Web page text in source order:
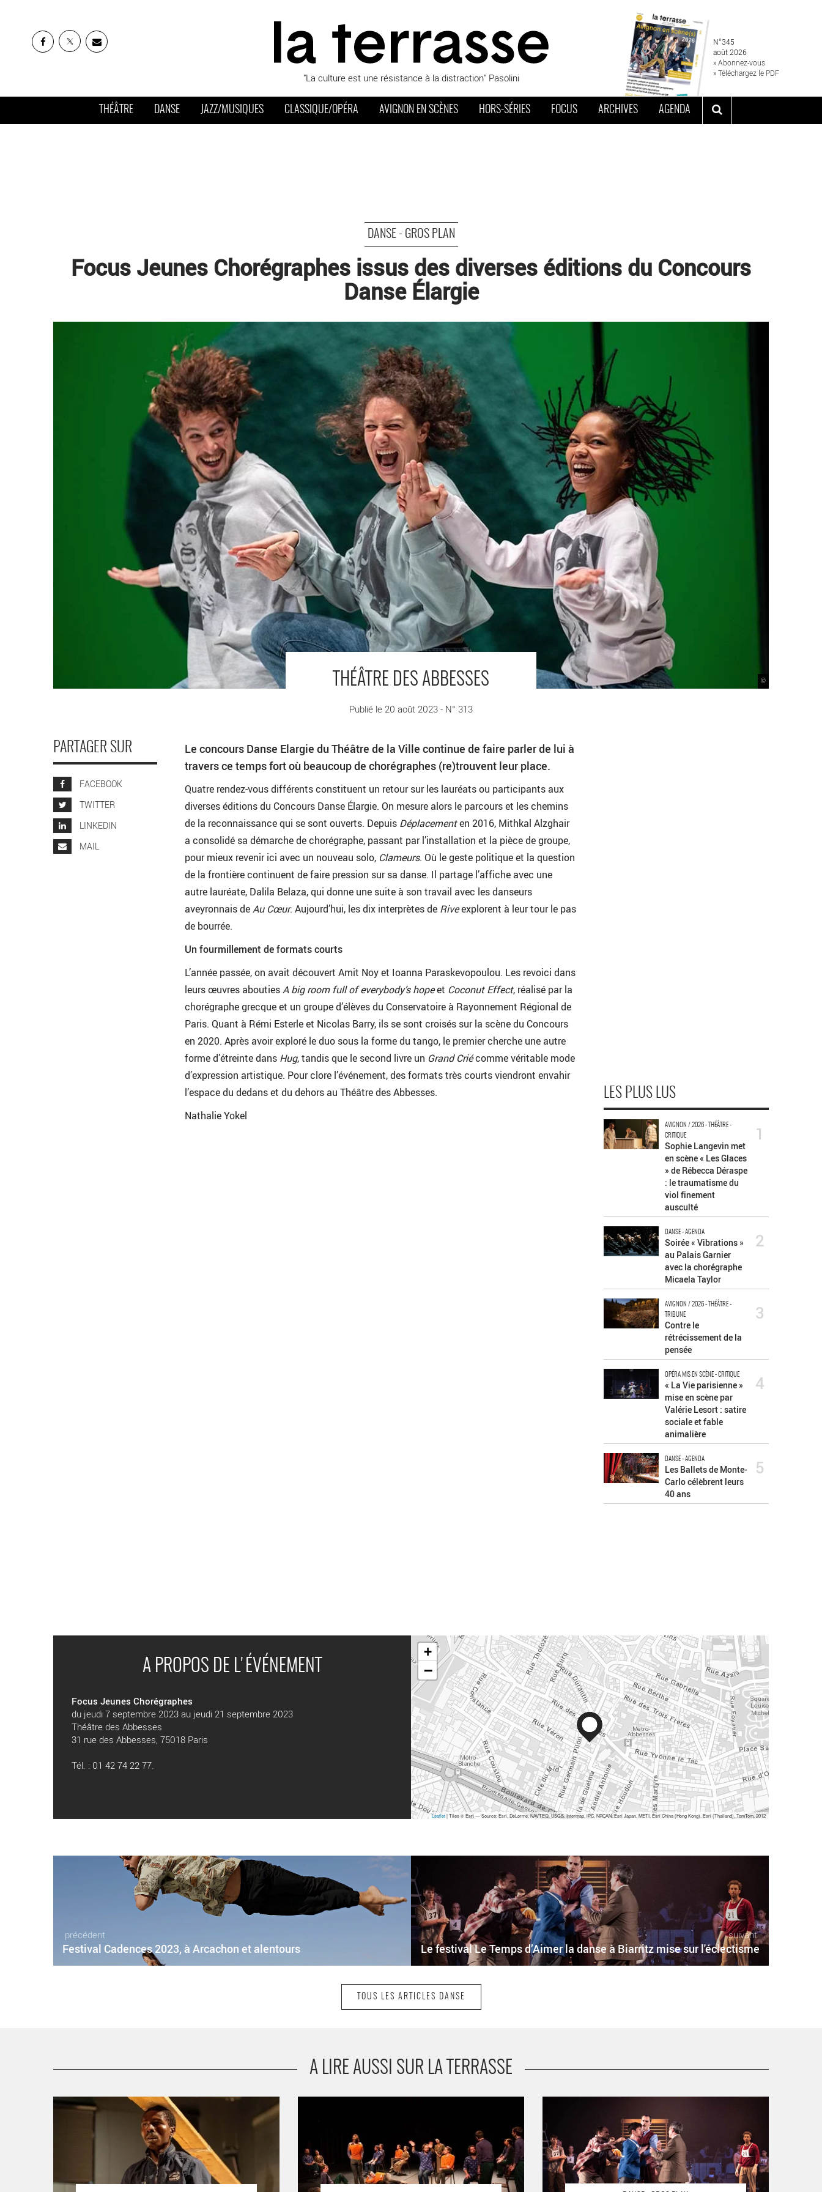
"La culture est une résistance à la distraction" Pasolini
N°345
août 2026
» Abonnez-vous
» Téléchargez le PDF
THÉÂTRE DANSE JAZZ/MUSIQUES CLASSIQUE/OPÉRA AVIGNON EN SCÈNES HORS-SÉRIES FOCUS ARCHIVES AGENDA
DANSE - GROS PLAN
Focus Jeunes Chorégraphes issus des diverses éditions du Concours
Danse Élargie
©
THÉÂTRE DES ABBESSES
Publié le 20 août 2023 - N° 313
PARTAGER SUR
FACEBOOK
TWITTER
LINKEDIN
MAIL
Le concours Danse Elargie du Théâtre de la Ville continue de faire parler de lui à
travers ce temps fort où beaucoup de chorégraphes (re)trouvent leur place.
Quatre rendez-vous différents constituent un retour sur les lauréats ou participants aux
diverses éditions du Concours Danse Élargie. On mesure alors le parcours et les chemins
de la reconnaissance qui se sont ouverts. Depuis Déplacementen 2016, Mithkal Alzghair
a consolidé sa démarche de chorégraphe, passant par l’installation et la pièce de groupe,
pour mieux revenir ici avec un nouveau solo, Clameurs. Où le geste politique et la question
de la frontière continuent de faire pression sur sa danse. Il partage l’affiche avec une
autre lauréate, Dalila Belaza, qui donne une suite à son travail avec les danseurs
aveyronnais deAu Cœur. Aujourd’hui, les dix interprètes de Riveexplorent à leur tour le pas
de bourrée.
Un fourmillement de formats courts
L’année passée, on avait découvert Amit Noy et Ioanna Paraskevopoulou. Les revoici dans
leurs œuvres aboutiesA big room full of everybody’s hopeet Coconut Effect, réalisé par la
chorégraphe grecque et un groupe d’élèves du Conservatoire à Rayonnement Régional de
Paris. Quant à Rémi Esterle et Nicolas Barry, ils se sont croisés sur la scène du Concours
en 2020. Après avoir exploré le duo sous la forme du tango, le premier cherche une autre
forme d’étreinte dans Hug, tandis que le second livre un Grand Criécomme véritable mode
d’expression artistique. Pour clore l’événement, des formats très courts viendront envahir
l’espace du dedans et du dehors au Théâtre des Abbesses.
Nathalie Yokel
LES PLUS LUS
AVIGNON / 2026 - THÉÂTRE -
CRITIQUE
Sophie Langevin met
en scène « Les Glaces
» de Rébecca Déraspe
: le traumatisme du
viol finement
ausculté
1
DANSE - AGENDA
Soirée « Vibrations »
au Palais Garnier
avec la chorégraphe
Micaela Taylor
2
AVIGNON / 2026 - THÉÂTRE -
TRIBUNE
Contre le
rétrécissement de la
pensée
3
OPÉRA MIS EN SCÈNE - CRITIQUE
« La Vie parisienne »
mise en scène par
Valérie Lesort : satire
sociale et fable
animalière
4
DANSE - AGENDA
Les Ballets de Monte-
Carlo célèbrent leurs
40 ans
5
A PROPOS DE L'ÉVÉNEMENT
Focus Jeunes Chorégraphes
du jeudi 7 septembre 2023 au jeudi 21 septembre 2023
Théâtre des Abbesses
31 rue des Abbesses, 75018 Paris
Tél. : 01 42 74 22 77.
+
−
Leaflet| Tiles © Esri — Source: Esri, DeLorme, NAVTEQ, USGS, Intermap, iPC, NRCAN, Esri Japan, METI, Esri China (Hong Kong), Esri (Thailand), TomTom, 2012
précédent
Festival Cadences 2023, à Arcachon et alentours
suivant
Le festival Le Temps d’Aimer la danse à Biarritz mise sur l'éclectisme
TOUS LES ARTICLES DANSE
A LIRE AUSSI SUR LA TERRASSE
Les Excentriques, un temps fort foisonnant à La
Briqueterie - Critique sortie Danse Vitry-sur-Seine La
Loreau et Nicolas Chaignau - Critique sortie Danse
Bagneux Théâtre de Bagneux
l’éclectisme - Critique sortie Danse Biarritz